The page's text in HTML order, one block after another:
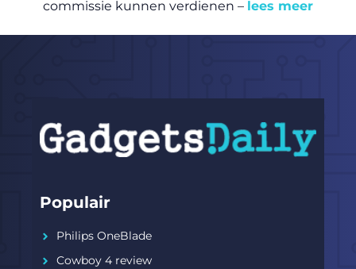
commissie kunnen verdienen – lees meer
Populair
Philips OneBlade
Cowboy 4 review